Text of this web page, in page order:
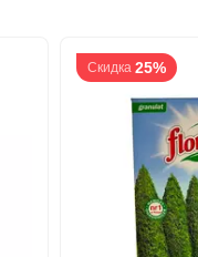
Скидка 25%